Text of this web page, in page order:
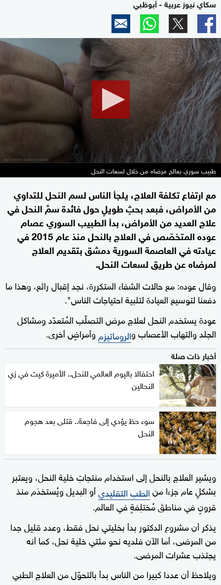
سكاي نيوز عربية - أبوظبي
0
seconds
1
minute,
طبيب سوري يعالج مرضاه من خلال لسعات النحل
مع ارتفاع تكلفة العلاج، يلجأ الناس لسم النحل للتداوي
من الأمراض، فبعد بحثٍ طويلٍ حول فائدة سمِّ النحل في
علاج العديد من الأمراض، بدأ الطبيب السوري عصام
عوده المتخصّص في العلاج بالنحل منذ عام 2015 في
عيادته في العاصمة السورية دمشق بتقديم العلاج
لمرضاه عن طريق لسعات النحل.
وقال عوده: مع حالات الشفاء المتكررة، نجد إقبال رائع، وهذا ما
دفعنا لتوسيع العيادة لتلبية احتياجات الناس".
عودة يستخدم النحل لعلاج مرض التصلّب المُتعدّد ومشاكل
الجلد والتهاب الأعصاب والروماتيزم وأمراضٍ أخرى.
أخبار ذات صلة
احتفالا باليوم العالمي للنحل.. الأميرة كيت في زي
النحالين
سوء حظ يؤدي إلى فاجعة.. قتلى بعد هجوم
النحل
ويشير العلاج بالنحل إلى استخدام منتجاتِ خلية النحل، ويعتبر
بشكلٍ عام جزءا منالطب التقليديأو البديل ويُستخدَم منذ
قرونٍ في مناطقَ مُختلِفةٍ في العالم.
يذكر أن مشروع الدكتور بدأ بخليتي نحل فقط، وعدد قليل جدا
من المرضى، أما الآن فلديه نحو مئتي خلية نحل، كما أنه
يجتذب عشرات المرضى.
ويلاحظ أن عددا كبيرا من الناس بدأ بالتحوّل من العلاج الطبي